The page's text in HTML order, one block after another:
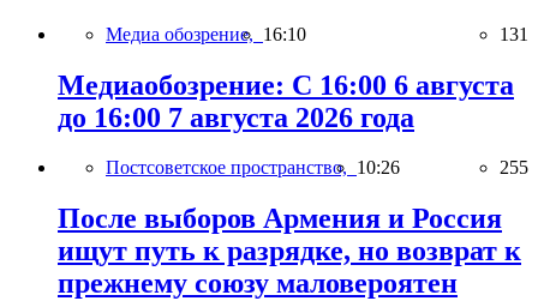
Медиа обозрение, 16:10 131
Медиаобозрение: С 16:00 6 августа
до 16:00 7 августа 2026 года
Постсоветское пространство, 10:26 255
После выборов Армения и Россия
ищут путь к разрядке, но возврат к
прежнему союзу маловероятен